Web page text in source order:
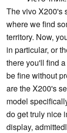
The vivo X200's
where we find
territory. Now,
in particular, or
there you'll find
be fine without
are the X200's
model
do get truly nice
display,